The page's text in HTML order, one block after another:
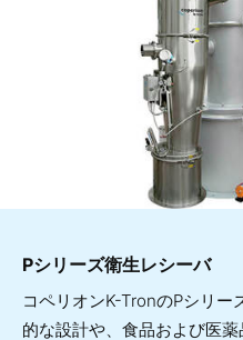
Pシリーズ衛生レシーバ
コペリオンK-TronのPシリー
的な設計や、食品および医